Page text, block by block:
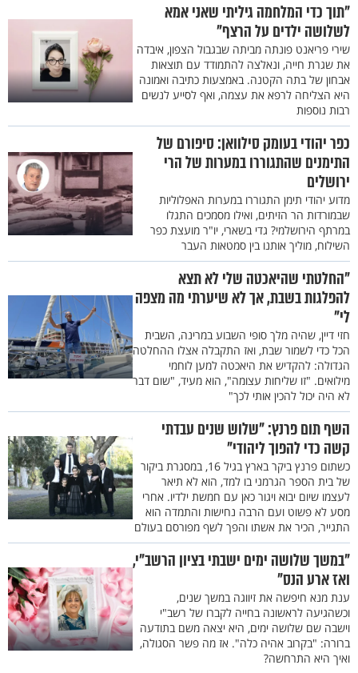
"תוך כדי המלחמה גיליתי שאני אמא
לשלושה ילדים על הרצף"
שירי פריאנט פונתה מביתה שבגבול הצפון, איבדה
את שגרת חייה, ונאלצה להתמודד עם תוצאות
אבחון של בתה הקטנה. באמצעות כתיבה ואמונה
היא הצליחה לרפא את עצמה, ואף לסייע לנשים
רבות נוספות
כפר יהודי בעומק סילוואן: סיפורם של
התימנים שהתגוררו במערות של הרי
ירושלים
מדוע יהודי תימן התגוררו במערות האפלוליות
שבמורדות הר הזיתים, ואילו מסמכים התגלו
במרתף הירושלמי? גדי בשארי, יו"ר מועצת כפר
השילוח, מוליך אותנו בין סמטאות העבר
"החלטתי שהיאכטה שלי לא תצא
להפלגות בשבת, אך לא שיערתי מה מצפה
לי"
חזי דיין, שהיה מלך סופי השבוע במרינה, השבית
הכל כדי לשמור שבת, ואז התקבלה אצלו ההחלטה
הגדולה: להקדיש את היאכטה למען לוחמי
מילואים. "זו שליחות עצומה", הוא מעיד, "שום דבר
לא היה יכול להכין אותי לכך"
השף תום פרנץ: "שלוש שנים עבדתי
קשה כדי להפוך ליהודי"
כשתום פרנץ ביקר בארץ בגיל 16, במסגרת ביקור
של בית הספר הגרמני בו למד, הוא לא תיאר
לעצמו שיום יבוא ויגור כאן עם חמשת ילדיו. אחרי
מסע לא פשוט ועם הרבה נחישות והתמדה הוא
התגייר, הכיר את אשתו והפך לשף מפורסם בעולם
"במשך שלושה ימים ישבתי בציון הרשב"י,
ואז ארע הנס"
ענת מנא חיפשה את זיווגה במשך שנים,
וכשהגיעה לראשונה בחייה לקברו של רשב"י
וישבה שם שלושה ימים, היא יצאה משם בתודעה
ברורה: "בקרוב אהיה כלה". אז מה פשר הסגולה,
ואיך היא התרחשה?